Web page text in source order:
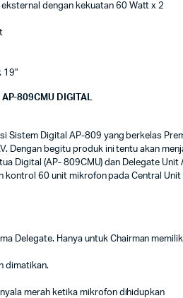
dengan kekuatan 60 Watt x 2
19"
AP-809CMU DIGITAL
Sistem Digital AP-809 yang berkelas
Dengan begitu produk ini tentu akan
Digital (AP- 809CMU) dan Delegate
60 unit mikrofon pada Central
Delegate. Hanya untuk Chairman
dimatikan.
merah ketika mikrofon dihidupkan